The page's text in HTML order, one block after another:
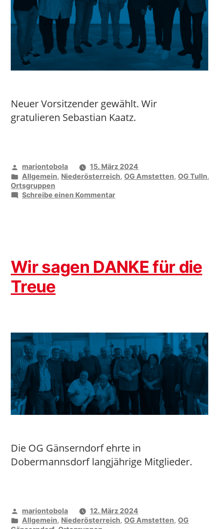
Neuer Vorsitzender gewählt. Wir
gratulieren Sebastian Kaatz.
Veröffentlicht
von
mariontobola
15. März 2024
Veröffentlicht
unter
Allgemein, Niederösterreich,OG Amstetten,OG Tulln,
Ortsgruppen
Schreibe einen Kommentarzu
Wir sagen DANKE für die
Treue
Die OG Gänserndorf ehrte in
Dobermannsdorf langjährige Mitglieder.
Veröffentlicht
von
mariontobola
12. März 2024
Veröffentlicht
Allgemein, Niederösterreich,OG Amstetten,OG